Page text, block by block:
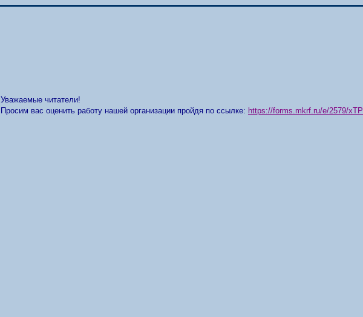
Уважаемые читатели!
Просим вас оценить работу нашей организации пройдя по ссылке: https://forms.mkrf.ru/e/2579/